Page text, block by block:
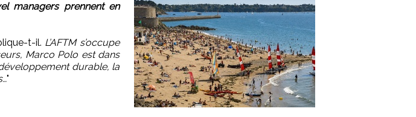
managers prennent en
t-il. L’AFTM s’occupe
Marco Polo est dans
durable, la
"